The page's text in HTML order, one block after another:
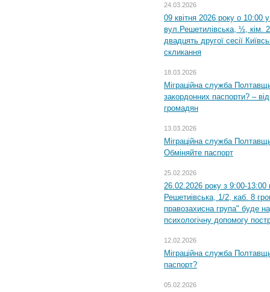
24.03.2026
09 квітня 2026 року о 10:00
вул.Решетилівська, ½, кім.
двадцять другої сесії
скликання
18.03.2026
Міграційна служба
закордонних паспорти? –
громадян
13.03.2026
Міграційна служба
Обміняйте паспорт
25.02.2026
26.02.2026 року з 9:00-
Решетиівська, 1/2, каб. 8
правозахисна група" буде
психологічну допомогу
12.02.2026
Міграційна служба
паспорт?
05.02.2026